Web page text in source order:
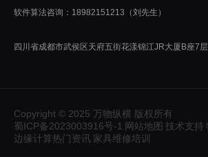
软件算法咨询：18982151213（刘先生）
四川省成都市武侯区天府五街花漾锦江JR大厦B座7层
Copyright © 2025 万物纵横 版权所有
蜀ICP备2023003916号-1 网站地图 技术支持
边缘计算热门资讯 家具维修培训